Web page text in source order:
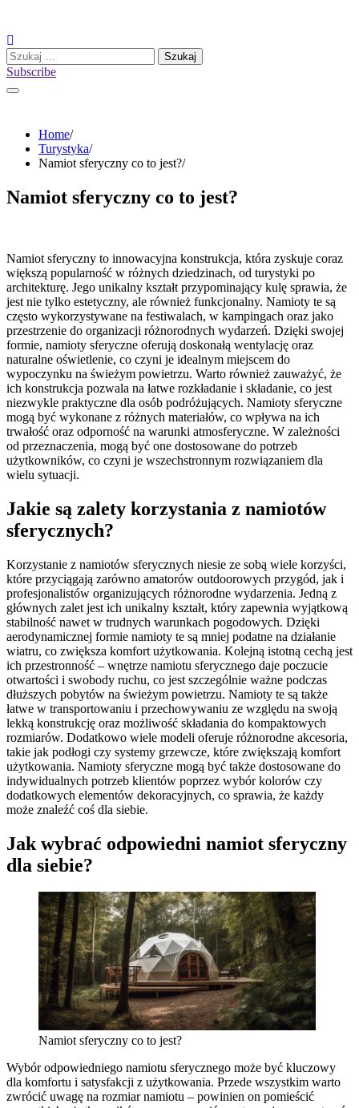
content
Szukaj:
Subscribe
Home
Turystyka
Namiot sferyczny co to jest?
Namiot sferyczny co to jest?
Namiot sferyczny to innowacyjna konstrukcja, która zyskuje coraz
większą popularność w różnych dziedzinach, od turystyki po
architekturę. Jego unikalny kształt przypominający kulę sprawia, że
jest nie tylko estetyczny, ale również funkcjonalny. Namioty te są
często wykorzystywane na festiwalach, w kampingach oraz jako
przestrzenie do organizacji różnorodnych wydarzeń. Dzięki swojej
formie, namioty sferyczne oferują doskonałą wentylację oraz
naturalne oświetlenie, co czyni je idealnym miejscem do
wypoczynku na świeżym powietrzu. Warto również zauważyć, że
ich konstrukcja pozwala na łatwe rozkładanie i składanie, co jest
niezwykle praktyczne dla osób podróżujących. Namioty sferyczne
mogą być wykonane z różnych materiałów, co wpływa na ich
trwałość oraz odporność na warunki atmosferyczne. W zależności
od przeznaczenia, mogą być one dostosowane do potrzeb
użytkowników, co czyni je wszechstronnym rozwiązaniem dla
wielu sytuacji.
Jakie są zalety korzystania z namiotów
sferycznych?
Korzystanie z namiotów sferycznych niesie ze sobą wiele korzyści,
które przyciągają zarówno amatorów outdoorowych przygód, jak i
profesjonalistów organizujących różnorodne wydarzenia. Jedną z
głównych zalet jest ich unikalny kształt, który zapewnia wyjątkową
stabilność nawet w trudnych warunkach pogodowych. Dzięki
aerodynamicznej formie namioty te są mniej podatne na działanie
wiatru, co zwiększa komfort użytkowania. Kolejną istotną cechą jest
ich przestronność – wnętrze namiotu sferycznego daje poczucie
otwartości i swobody ruchu, co jest szczególnie ważne podczas
dłuższych pobytów na świeżym powietrzu. Namioty te są także
łatwe w transportowaniu i przechowywaniu ze względu na swoją
lekką konstrukcję oraz możliwość składania do kompaktowych
rozmiarów. Dodatkowo wiele modeli oferuje różnorodne akcesoria,
takie jak podłogi czy systemy grzewcze, które zwiększają komfort
użytkowania. Namioty sferyczne mogą być także dostosowane do
indywidualnych potrzeb klientów poprzez wybór kolorów czy
dodatkowych elementów dekoracyjnych, co sprawia, że każdy
może znaleźć coś dla siebie.
Jak wybrać odpowiedni namiot sferyczny
dla siebie?
Namiot sferyczny co to jest?
Wybór odpowiedniego namiotu sferycznego może być kluczowy
dla komfortu i satysfakcji z użytkowania. Przede wszystkim warto
zwrócić uwagę na rozmiar namiotu – powinien on pomieścić